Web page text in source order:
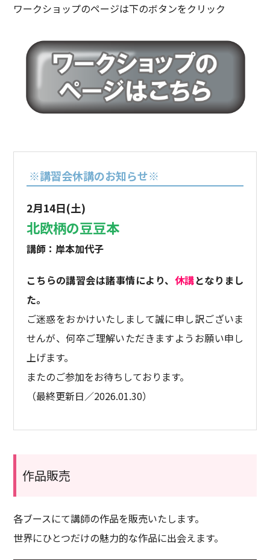
ワークショップのページは下のボタンをクリック
※講習会休講のお知らせ※
2月14日(土)
北欧柄の豆豆本
講師：岸本加代子
こちらの講習会は諸事情により、 休講となりまし
た。
ご迷惑をおかけいたしまして誠に申し訳ございま
せんが、何卒ご理解いただきますようお願い申し
上げます。
またのご参加をお待ちしております。
（最終更新日／2026.01.30）
作品販売
各ブースにて講師の作品を販売いたします。
世界にひとつだけの魅力的な作品に出会えます。